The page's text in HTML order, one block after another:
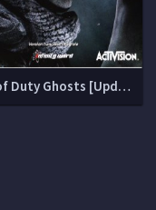
Call of Duty Ghosts [Update 21]